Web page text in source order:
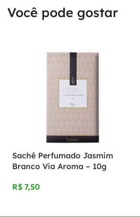
Você pode gostar
Sachê Perfumado Jasmim
Branco Via Aroma – 10g
R$